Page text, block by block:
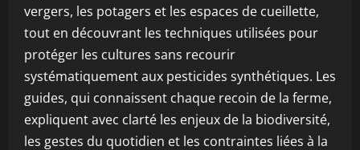
vergers, les potagers et les espaces de cueillette,
tout en découvrant les techniques utilisées pour
protéger les cultures sans recourir
systématiquement aux pesticides synthétiques. Les
guides, qui connaissent chaque recoin de la ferme,
expliquent avec clarté les enjeux de la biodiversité,
les gestes du quotidien et les contraintes liées à la